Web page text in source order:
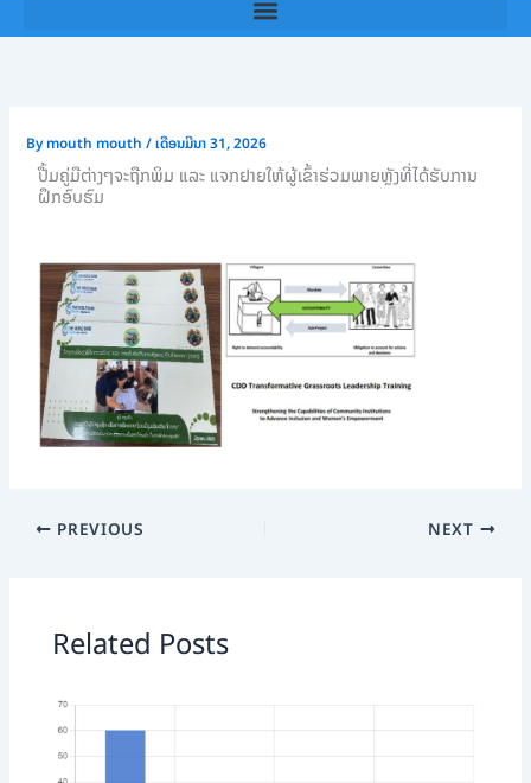
Bymouth mouth/ເດືອນມີນາ 31, 2026
ປື້ມຄູ່ມືຕ່າງໆຈະຖືກພິມ ແລະ ແຈກຢາຍໃຫ້ຜູ້ເຂົ້າຮ່ວມພາຍຫຼັງທີ່ໄດ້ຮັບການ
ຝຶກອົບຮົມ
PREVIOUS NEXT
Related Posts